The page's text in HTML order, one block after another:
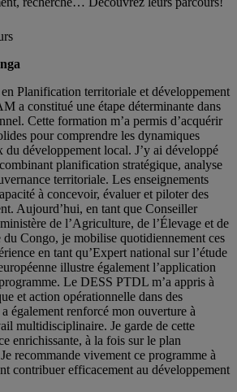
Planification territoriale et développement
a constitué une étape déterminante dans
Cette formation m’a permis d’acquérir
pour comprendre les dynamiques
du développement local. J’y ai développé
planification stratégique, analyse
territoriale. Les enseignements
à concevoir, évaluer et piloter des
Aujourd’hui, en tant que Conseiller
de l’Agriculture, de l’Élevage et de
du Congo, je mobilise quotidiennement ces
en tant qu’Expert national sur l’étude
illustre également l’application
Le DESS PTDL m’a appris à
et action opérationnelle dans des
également renforcé mon ouverture à
multidisciplinaire. Je garde de cette
enrichissante, à la fois sur le plan
recommande vivement ce programme à
contribuer efficacement au développement